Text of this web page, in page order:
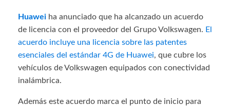
Huawei ha anunciado que ha alcanzado un acuerdo
de licencia con el proveedor del Grupo Volkswagen. El
acuerdo incluye una licencia sobre las patentes
esenciales del estándar 4G de Huawei, que cubre los
vehículos de Volkswagen equipados con conectividad
inalámbrica.
Además este acuerdo marca el punto de inicio para